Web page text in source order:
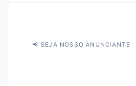
📢 SEJA NOSSO ANUNCIANTE